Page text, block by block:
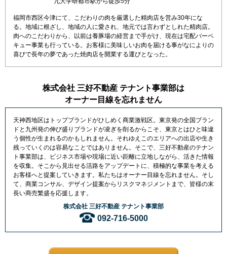
福岡市西区今津にて、こだわりの肉を厳選した精肉店を営み30年にな
る。地域に根ざし、地域の人に愛され、地元では言わずとしれた精肉店。
肉へのこだわりから、以前は養豚場の経営まで手がけ、現在は宅配バーベ
キュー事業も行っている。お客様に美味しいお肉を届ける事がなによりの
喜びで長年の夢であった焼肉店を開業する運びとなった。
株式会社 三好不動産 テナント事業部は
オーナー目線を忘れません
天神西地区はトップブランドがひしめく商業激戦区。東京発の全国ブラン
ドと九州発の伸び盛りブランドが凌ぎを削るからこそ、東京とはひと味違
う個性が生まれるのかもしれません。それゆえこのエリアへの出店や生き
残っていくのは容易なことではありません。そこで、三好不動産のテナン
ト事業部は、ビジネス市場や現場に近い距離に立地しながら、活きた情報
を収集。そこから見出せる活路をアップデートに、積極的な事業を考える
お客様へと提案していきます。私たちはオーナー目線を忘れません。そし
て、商業コンサル、デザイン提案からリスクマネジメントまで、皆様の末
長い商売繁盛を応援します。
株式会社 三好不動産 テナント事業部
092-716-5000